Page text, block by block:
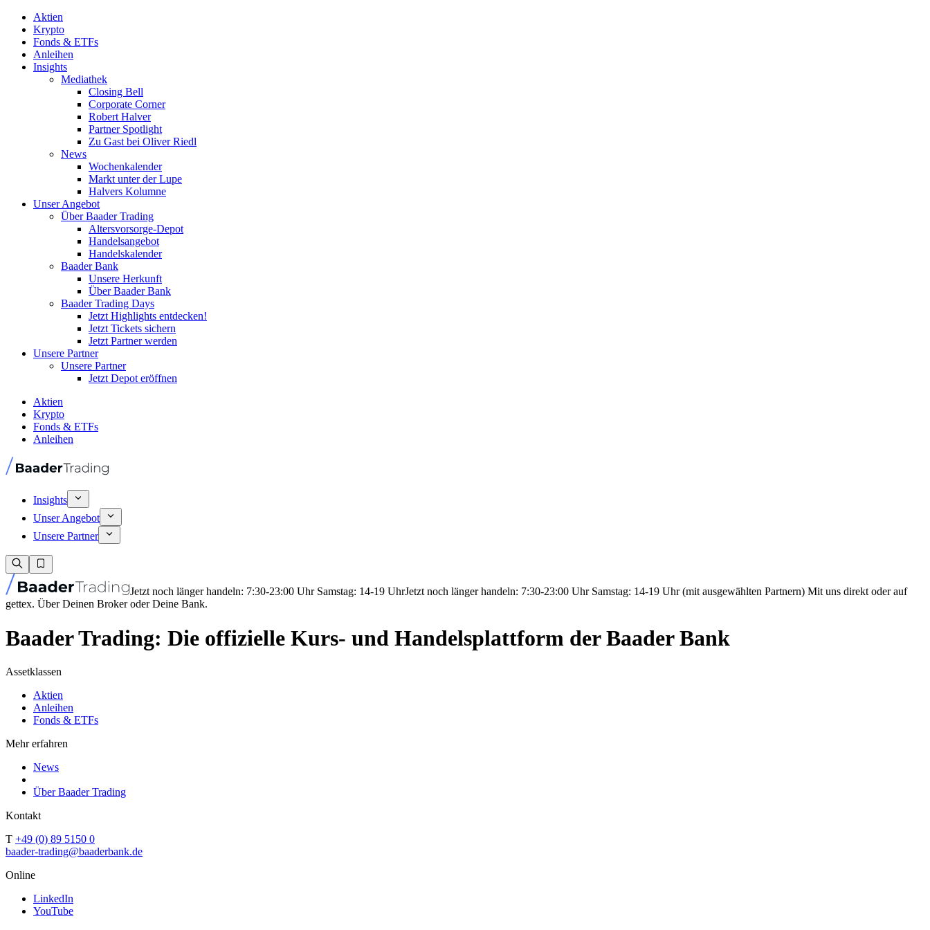
Aktien
Krypto
Fonds & ETFs
Anleihen
Insights
Mediathek
Closing Bell
Corporate Corner
Robert Halver
Partner Spotlight
Zu Gast bei Oliver Riedl
News
Wochenkalender
Markt unter der Lupe
Halvers Kolumne
Unser Angebot
Über Baader Trading
Altersvorsorge-Depot
Handelsangebot
Handelskalender
Baader Bank
Unsere Herkunft
Über Baader Bank
Baader Trading Days
Jetzt Highlights entdecken!
Jetzt Tickets sichern
Jetzt Partner werden
Unsere Partner
Unsere Partner
Jetzt Depot eröffnen
Aktien
Krypto
Fonds & ETFs
Anleihen
Insights
Unser Angebot
Unsere Partner
Jetzt noch länger handeln: 7:30-23:00 Uhr Samstag: 14-19 UhrJetzt noch länger handeln: 7:30-23:00 Uhr Samstag: 14-19 Uhr (mit ausgewählten Partnern) Mit uns direkt oder auf
gettex. Über Deinen Broker oder Deine Bank.
Baader Trading: Die offizielle Kurs- und Handelsplattform der Baader Bank
Assetklassen
Aktien
Anleihen
Fonds & ETFs
Mehr erfahren
News
Über Baader Trading
Kontakt
T +49 (0) 89 5150 0
baader-trading@baaderbank.de
Online
LinkedIn
YouTube